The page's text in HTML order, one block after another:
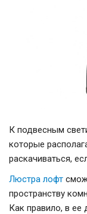
К подвесным
которые
раскачиваться,
Люстра лофт
пространству
Как правило, в ее